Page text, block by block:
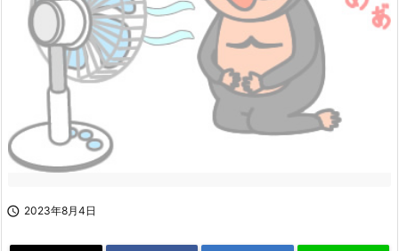
 2023年8月4日